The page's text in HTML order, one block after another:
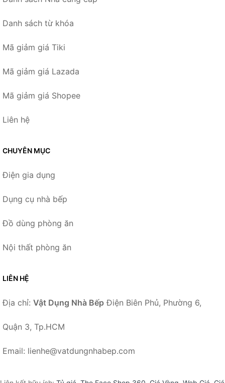
Danh sách từ khóa
Mã giảm giá Tiki
Mã giảm giá Lazada
Mã giảm giá Shopee
Liên hệ
CHUYÊN MỤC
Điện gia dụng
Dụng cụ nhà bếp
Đồ dùng phòng ăn
Nội thất phòng ăn
LIÊN HỆ
Địa chỉ: Vật Dụng Nhà Bếp Điện Biên Phủ, Phường 6,
Quận 3, Tp.HCM
Email: lienhe@vatdungnhabep.com